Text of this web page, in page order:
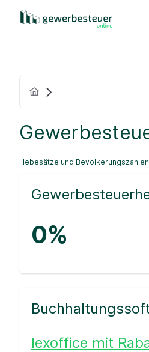
Hebesätze und Bevölkerungszahlen
0%
lexoffice mit